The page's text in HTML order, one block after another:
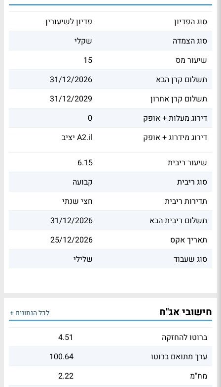
סוג הפדיון
פדיון לשיעורין
סוג הצמדה
שקלי
שיעור מס
15
תשלום קרן הבא
31/12/2026
תשלום קרן אחרון
31/12/2029
דירוג מעלות + אופק
0
דירוג מידרוג + אופק
יציב A2.il
שיעור ריבית
6.15
סוג ריבית
קבועה
תדירות ריבית
חצי שנתי
תשלום ריבית הבא
31/12/2026
תאריך אקס
25/12/2026
סוג שעבוד
שלילי
חישובי אג"ח לכל הנתונים +
ברוטו להחזקה
4.51
ערך מתואם ברוטו
100.64
מח"מ
2.22